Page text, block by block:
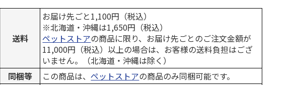
送料
お届け先ごと1,100円（税込）
※北海道・沖縄は1,650円（税込）
ペットストアの商品に限り、お届け先ごとのご注文金額が
11,000円（税込）以上の場合は、お客様の送料負担はござ
いません。（北海道・沖縄は除く）
同梱等
この商品は、ペットストアの商品のみ同梱可能です。